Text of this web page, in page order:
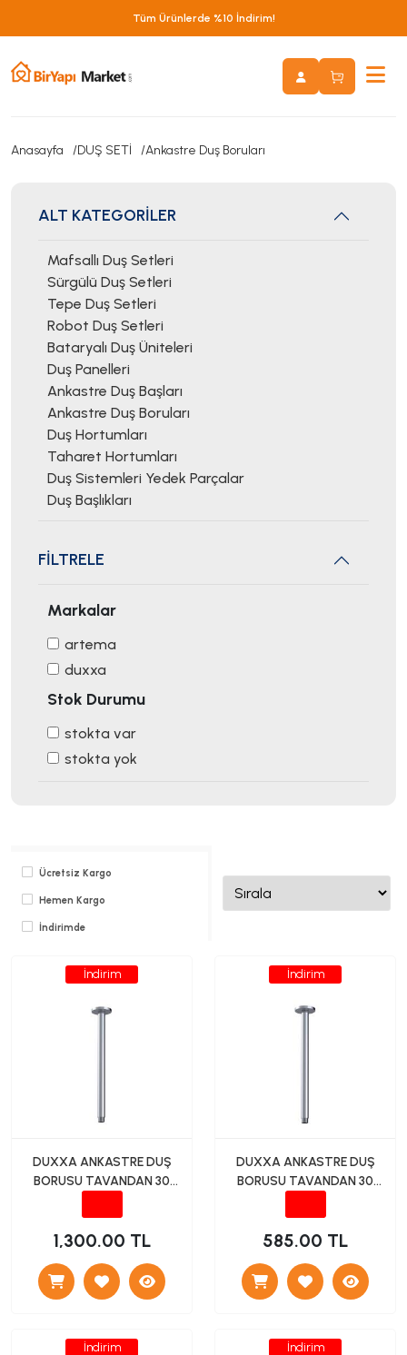
Tüm Ürünlerde %10 İndirim!
Anasayfa DUŞ SETİ Ankastre Duş Boruları
ALT KATEGORİLER
Mafsallı Duş Setleri
Sürgülü Duş Setleri
Tepe Duş Setleri
Robot Duş Setleri
Bataryalı Duş Üniteleri
Duş Panelleri
Ankastre Duş Başları
Ankastre Duş Boruları
Duş Hortumları
Taharet Hortumları
Duş Sistemleri Yedek Parçalar
Duş Başlıkları
FİLTRELE
Markalar
artema
duxxa
Stok Durumu
stokta var
stokta yok
Ücretsiz Kargo
Hemen Kargo
İndirimde
İndirim
DUXXA ANKASTRE DUŞ
BORUSU TAVANDAN 30
1,300.00 TL
İndirim
DUXXA ANKASTRE DUŞ
BORUSU TAVANDAN 30
585.00 TL
İndirim İndirim